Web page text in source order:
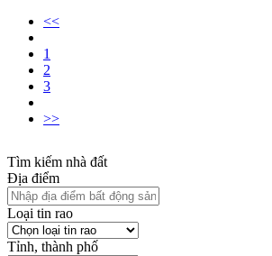
<<
1
2
3
>>
Tìm kiếm nhà đất
Địa điểm
Loại tin rao
Tỉnh, thành phố